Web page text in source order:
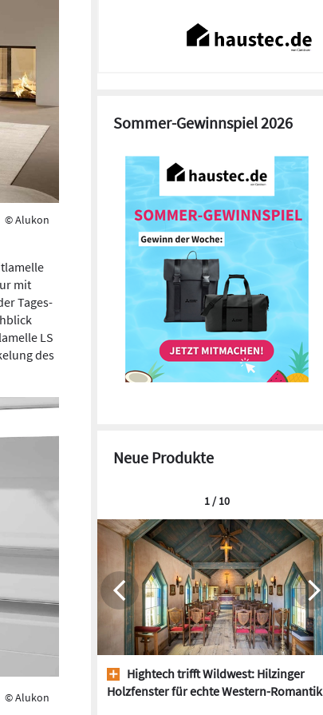
© Alukon
mit
Tages-
LS
des
© Alukon
Sommer-Gewinnspiel 2026
Neue Produkte
Hightech trifft Wildwest: Hilzinger
Holzfenster für echte Western-Romantik
1 / 10